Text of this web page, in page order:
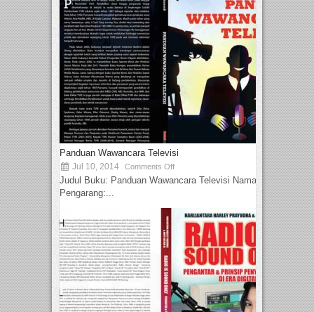
Panduan Wawancara Televisi
Jul 10, 2014 Comments Off
Judul Buku: Panduan Wawancara Televisi Nama
Pengarang:...